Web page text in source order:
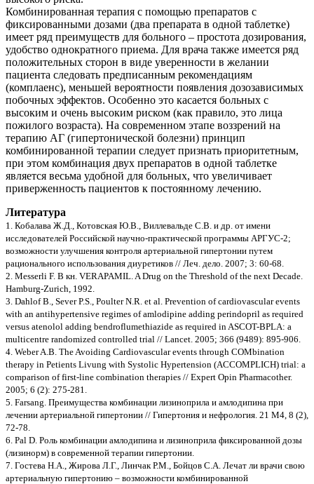
Комбинированная терапия с помощью препаратов с
фиксированными дозами (два препарата в одной таблетке)
имеет ряд преимуществ для больного – простота дозирования,
удобство однократного приема. Для врача также имеется ряд
положительных сторон в виде уверенности в желании
пациента следовать предписанным рекомендациям
(комплаенс), меньшей вероятности появления дозозависимых
побочных эффектов. Особенно это касается больных с
высоким и очень высоким риском (как правило, это лица
пожилого возраста). На современном этапе воззрений на
терапию АГ (гипертонической болезни) принцип
комбинированной терапии следует признать приоритетным,
при этом комбинация двух препаратов в одной таблетке
является весьма удобной для больных, что увеличивает
приверженность пациентов к постоянному лечению.
Литература
1. Кобалава Ж.Д., Котовская Ю.В., Виллевальде С.В. и др. от имени
исследователей Российской научно-практической программы АРГУС-2;
возможности улучшения контроля артериальной гипертонии путем
рационального использования диуретиков // Леч. дело. 2007; 3: 60-68.
2. Messerli F. В кн. VERAPAMIL. A Drug on the Threshold of the next Decade.
Hamburg-Zurich, 1992.
3. Dahlof B., Sever P.S., Poulter N.R. et al. Prevention of cardiovascular events
with an antihypertensive regimes of amlodipine adding perindopril as required
versus atenolol adding bendroflumethiazide as required in ASCOT-BPLA: a
multicentre randomized controlled trial // Lancet. 2005; 366 (9489): 895-906.
4. Weber A.B. The Avoiding Cardiovascular events through COMbination
therapy in Petients Livung with Systolic Hypertension (ACCOMPLICH) trial: a
comparison of first-line combination therapies // Expert Opin Pharmacother.
2005; 6 (2): 275-281.
5. Farsang. Преимущества комбинации лизиноприла и амлодипина при
лечении артериальной гипертонии // Гипертония и нефрология. 21 М4, 8 (2),
72-78.
6. Pal D. Роль комбинации амлодипина и лизиноприла фиксированной дозы
(лизинорм) в современной терапии гипертонии.
7. Гостева Н.А., Жирова Л.Г., Линчак Р.М., Бойцов С.А. Лечат ли врачи свою
артериальную гипертонию – возможности комбинированной